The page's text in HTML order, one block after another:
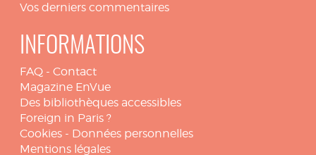
Vos derniers commentaires
INFORMATIONS
FAQ - Contact
Magazine EnVue
Des bibliothèques accessibles
Foreign in Paris ?
Cookies - Données personnelles
Mentions légales